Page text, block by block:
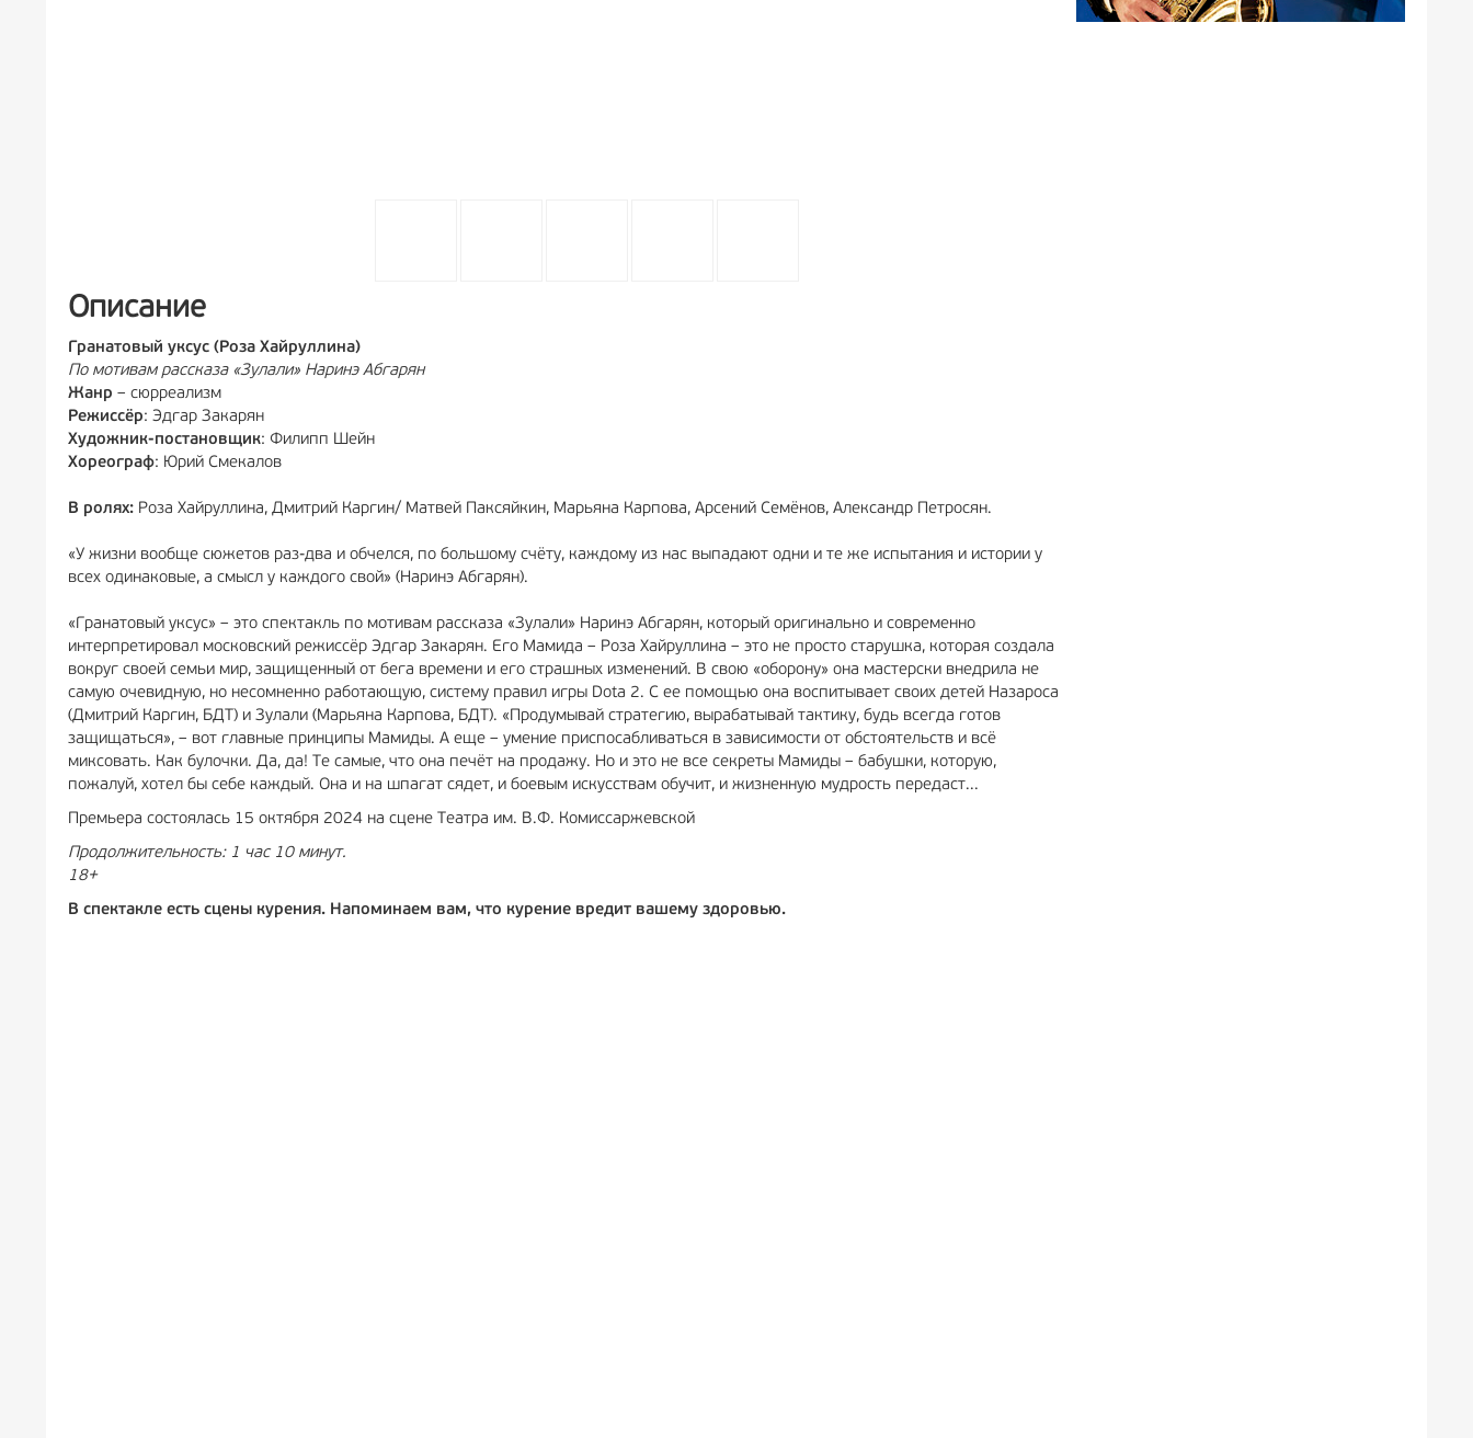
Описание
Гранатовый уксус (Роза Хайруллина)
По мотивам рассказа «Зулали» Наринэ Абгарян
Жанр – сюрреализм
Режиссёр: Эдгар Закарян
Художник-постановщик: Филипп Шейн
Хореограф: Юрий Смекалов
В ролях: Роза Хайруллина, Дмитрий Каргин/ Матвей Паксяйкин, Марьяна Карпова, Арсений Семёнов, Александр Петросян.
«У жизни вообще сюжетов раз-два и обчелся, по большому счёту, каждому из нас выпадают одни и те же испытания и истории у
всех одинаковые, а смысл у каждого свой» (Наринэ Абгарян).
«Гранатовый уксус» – это спектакль по мотивам рассказа «Зулали» Наринэ Абгарян, который оригинально и современно
интерпретировал московский режиссёр Эдгар Закарян. Его Мамида – Роза Хайруллина – это не просто старушка, которая создала
вокруг своей семьи мир, защищенный от бега времени и его страшных изменений. В свою «оборону» она мастерски внедрила не
самую очевидную, но несомненно работающую, систему правил игры Dota 2. С ее помощью она воспитывает своих детей Назароса
(Дмитрий Каргин, БДТ) и Зулали (Марьяна Карпова, БДТ). «Продумывай стратегию, вырабатывай тактику, будь всегда готов
защищаться», – вот главные принципы Мамиды. А еще – умение приспосабливаться в зависимости от обстоятельств и всё
миксовать. Как булочки. Да, да! Те самые, что она печёт на продажу. Но и это не все секреты Мамиды – бабушки, которую,
пожалуй, хотел бы себе каждый. Она и на шпагат сядет, и боевым искусствам обучит, и жизненную мудрость передаст...
Премьера состоялась 15 октября 2024 на сцене Театра им. В.Ф. Комиссаржевской
Продолжительность: 1 час 10 минут.
18+
В спектакле есть сцены курения. Напоминаем вам, что курение вредит вашему здоровью.